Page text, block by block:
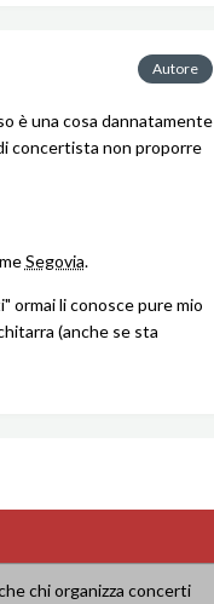
Autore
è una cosa dannatamente
concertista non proporre
Segovia.
ormai li conosce pure mio
(anche se sta
chi organizza concerti